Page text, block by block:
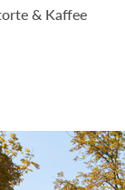
& Kaffee